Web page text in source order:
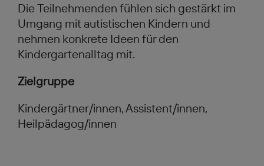
Die Teilnehmenden fühlen sich gestärkt im
Umgang mit autistischen Kindern und
nehmen konkrete Ideen für den
Kindergartenalltag mit.
Zielgruppe
Kindergärtner/innen, Assistent/innen,
Heilpädagog/innen